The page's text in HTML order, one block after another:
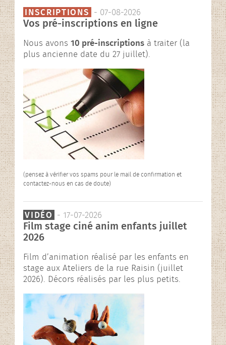
INSCRIPTIONS - 07-08-2026
Vos pré-inscriptions en ligne
Nous avons 10 pré-inscriptions à traiter (la
plus ancienne date du 27 juillet).
(pensez à vérifier vos spams pour le mail de confirmation et
contactez-nous en cas de doute)
VIDÉO - 17-07-2026
Film stage ciné anim enfants juillet
2026
Film d’animation réalisé par les enfants en
stage aux Ateliers de la rue Raisin (juillet
2026). Décors réalisés par les plus petits.